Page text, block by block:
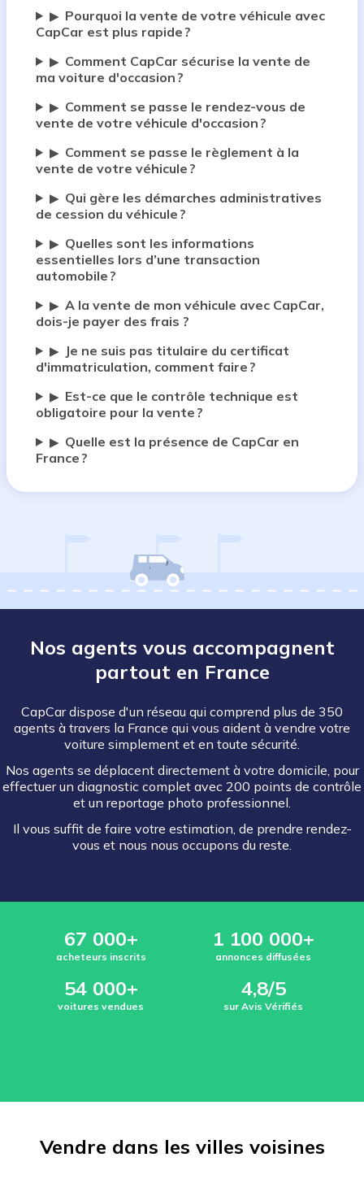
▶ Pourquoi la vente de votre véhicule avec
CapCar est plus rapide ?
▶ Comment CapCar sécurise la vente de
ma voiture d'occasion ?
▶ Comment se passe le rendez-vous de
vente de votre véhicule d'occasion ?
▶ Comment se passe le règlement à la
vente de votre véhicule ?
▶ Qui gère les démarches administratives
de cession du véhicule ?
▶ Quelles sont les informations
essentielles lors d’une transaction
automobile ?
▶ A la vente de mon véhicule avec CapCar,
dois-je payer des frais ?
▶
Je ne suis pas titulaire du certificat
d'immatriculation, comment faire ?
▶ Est-ce que le contrôle technique est
obligatoire pour la vente ?
▶ Quelle est la présence de CapCar en
France ?
Nos agents vous accompagnent
partout en France
CapCar dispose d'un réseau qui comprend plus de 350
agents à travers la France qui vous aident à vendre votre
voiture simplement et en toute sécurité.
Nos agents se déplacent directement à votre domicile, pour
effectuer un diagnostic complet avec 200 points de contrôle
et un reportage photo professionnel.
Il vous suffit de faire votre estimation, de prendre rendez-
vous et nous nous occupons du reste.
67 000+
acheteurs inscrits
1 100 000+
annonces diffusées
54 000+
voitures vendues
4,8/5
sur Avis Vérifiés
Vendre dans les villes voisines